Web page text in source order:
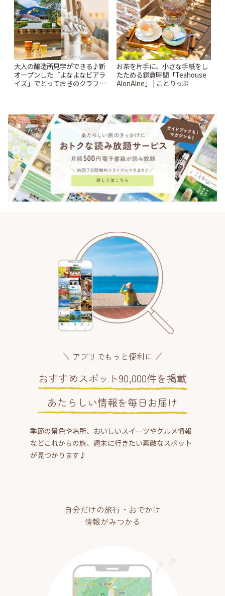
大人の醸造所見学ができる♪新
オープンした「よなよなビアラ
イズ」でとっておきのクラフト
お茶を片手に、小さな手紙をし
たためる鎌倉時間「Teahouse
AlonAlne」 | ことりっぷ
アプリでもっと便利に
おすすめスポット90,000件を掲載
あたらしい情報を毎日お届け
季節の景色や名所、おいしいスイーツやグルメ情報
などこれからの旅、週末に行きたい素敵なスポット
が見つかります♪
自分だけの旅行・おでかけ
情報がみつかる